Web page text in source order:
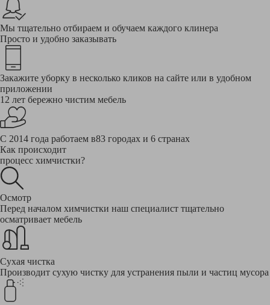
Мы тщательно отбираем и обучаем каждого клинера
Просто и удобно заказывать
Закажите уборку в несколько кликов на сайте или в удобном
приложении
12 лет бережно чистим мебель
С 2014 года работаем в83 городах и 6 странах
Как происходит
процесс химчистки?
Осмотр
Перед началом химчистки наш специалист тщательно
осматривает мебель
Сухая чистка
Производит сухую чистку для устранения пыли и частиц мусора